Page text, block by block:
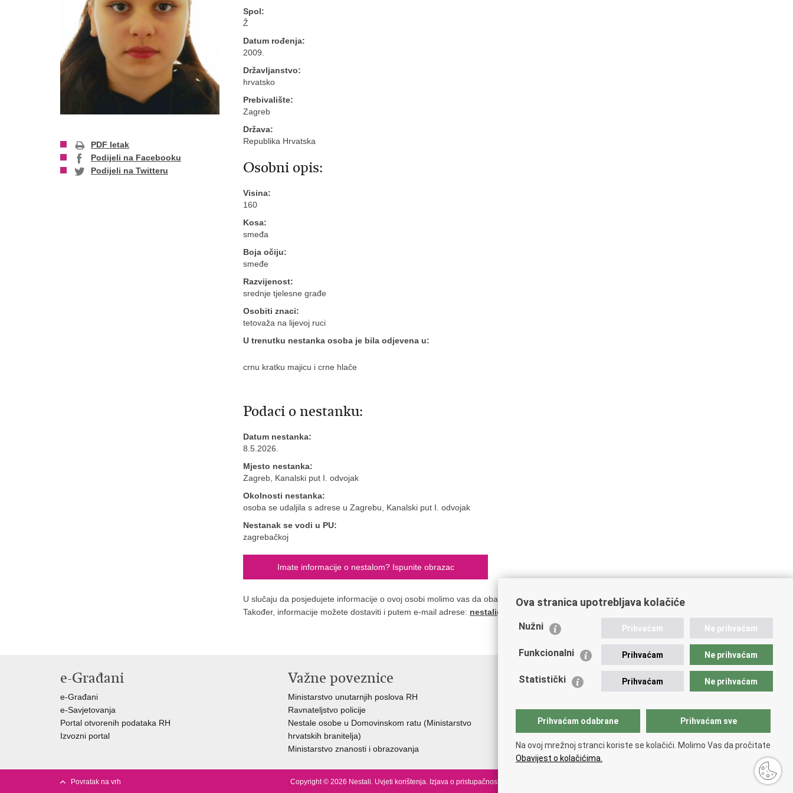
PDF letak
Podijeli na Facebooku
Podijeli na Twitteru
Spol:
Ž
Datum rođenja:
2009.
Državljanstvo:
hrvatsko
Prebivalište:
Zagreb
Država:
Republika Hrvatska
Osobni opis:
Visina:
160
Kosa:
smeđa
Boja očiju:
smeđe
Razvijenost:
srednje tjelesne građe
Osobiti znaci:
tetovaža na lijevoj ruci
U trenutku nestanka osoba je bila odjevena u:
crnu kratku majicu i crne hlače
Podaci o nestanku:
Datum nestanka:
8.5.2026.
Mjesto nestanka:
Zagreb, Kanalski put I. odvojak
Okolnosti nestanka:
osoba se udaljila s adrese u Zagrebu, Kanalski put I. odvojak
Nestanak se vodi u PU:
zagrebačkoj
Imate informacije o nestalom? Ispunite obrazac
U slučaju da posjedujete informacije o ovoj osobi molimo vas da obavijestite najbližu policijsku postaju ili nazovete na broj
Također, informacije možete dostaviti i putem e-mail adrese: nestali@nestali.hr
e-Građani
e-Građani
e-Savjetovanja
Portal otvorenih podataka RH
Izvozni portal
Važne poveznice
Ministarstvo unutarnjih poslova RH
Ravnateljstvo policije
Nestale osobe u Domovinskom ratu (Ministarstvo
hrvatskih branitelja)
Ministarstvo znanosti i obrazovanja
Povratak na vrh Copyright © 2026 Nestali. Uvjeti korištenja. Izjava o pristupačnosti
Ova stranica upotrebljava kolačiće
Nužni Prihvaćam Ne prihvaćam
Funkcionalni Prihvaćam Ne prihvaćam
Statistički Prihvaćam Ne prihvaćam
Prihvaćam odabrane Prihvaćam sve
Na ovoj mrežnoj stranci koriste se kolačići. Molimo Vas da pročitate
Obavijest o kolačićima.